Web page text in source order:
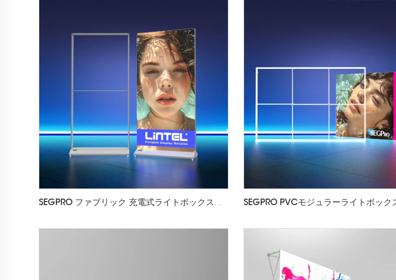
SEGPRO ファブリック 充電式ライトボックスディスプレイ LT-ALF85-T3